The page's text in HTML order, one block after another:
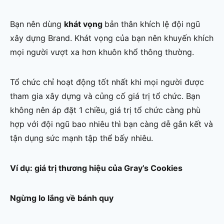
Bạn nên dùng khát vọng bản thân khích lệ đội ngũ
xây dựng Brand. Khát vọng của bạn nên khuyến khích
mọi người vượt xa hơn khuôn khổ thông thường.
Tổ chức chỉ hoạt động tốt nhất khi mọi người được
tham gia xây dựng và củng cố giá trị tổ chức. Bạn
không nên áp đặt 1 chiều, giá trị tổ chức càng phù
hợp với đội ngũ bao nhiêu thì bạn càng dễ gắn kết và
tận dụng sức mạnh tập thể bấy nhiêu.
Ví dụ: giá trị thương hiệu của Gray’s Cookies
Ngừng lo lắng về bánh quy